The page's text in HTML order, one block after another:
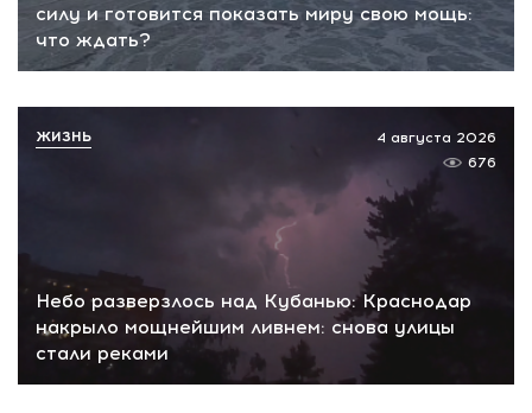
силу и готовится показать миру свою мощь:
что ждать?
Небо разверзлось над Кубанью: Краснодар
накрыло мощнейшим ливнем: снова улицы
стали реками
4 августа 2026
676
ЖИЗНЬ